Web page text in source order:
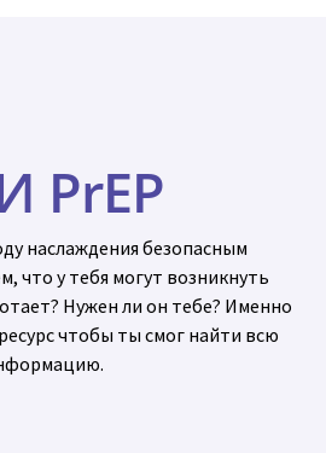
PrEP
наслаждения безопасным
что у тебя могут возникнуть
Нужен ли он тебе? Именно
чтобы ты смог найти всю